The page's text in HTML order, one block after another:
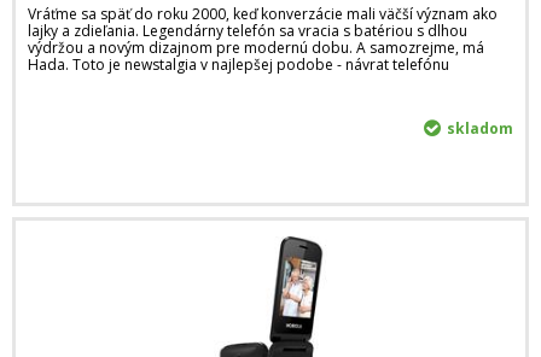
Vráťme sa späť do roku 2000, keď konverzácie mali väčší význam ako
lajky a zdieľania. Legendárny telefón sa vracia s batériou s dlhou
výdržou a novým dizajnom pre modernú dobu. A samozrejme, má
Hada. Toto je newstalgia v najlepšej podobe - návrat telefónu
skladom